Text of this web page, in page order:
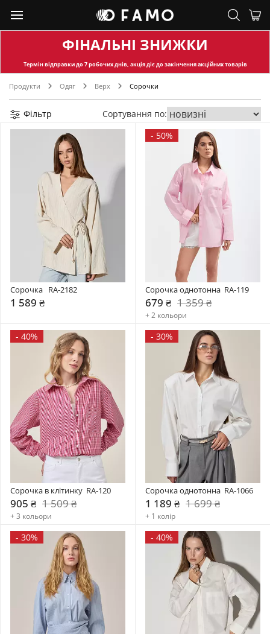
ФІНАЛЬНІ ЗНИЖКИ
Термін відправкидо 7 робочих днів, акція діє до закінчення акційних товарів
Продукти Одяг Верх Сорочки
Фільтр Сортування по:
Сорочка   RA-2182
1 589 ₴
- 50%
Сорочка однотонна  RA-119
679 ₴ 1 359 ₴
+ 2 кольори
- 40%
Сорочка в клітинку  RA-120
905 ₴ 1 509 ₴
+ 3 кольори
- 30%
Сорочка однотонна  RA-1066
1 189 ₴ 1 699 ₴
+ 1 колір
- 30% - 40%